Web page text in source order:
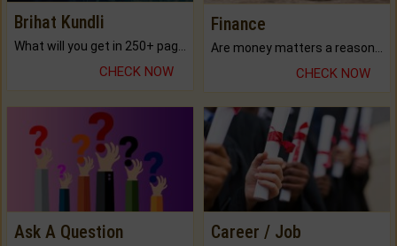
Brihat Kundli
CHECK NOW
Finance
CHECK NOW
Ask A Question Career / Job